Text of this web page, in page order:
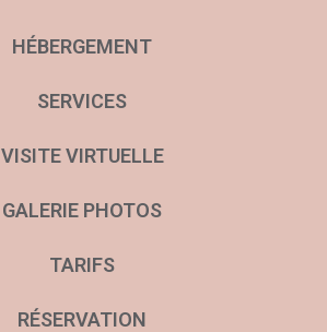
HÉBERGEMENT
SERVICES
VISITE VIRTUELLE
GALERIE PHOTOS
TARIFS
RÉSERVATION